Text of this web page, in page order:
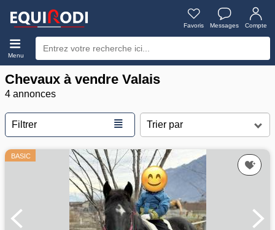
Favoris Messages Compte
Menu
Chevaux à vendre Valais
4 annonces
Filtrer ≣
BASIC